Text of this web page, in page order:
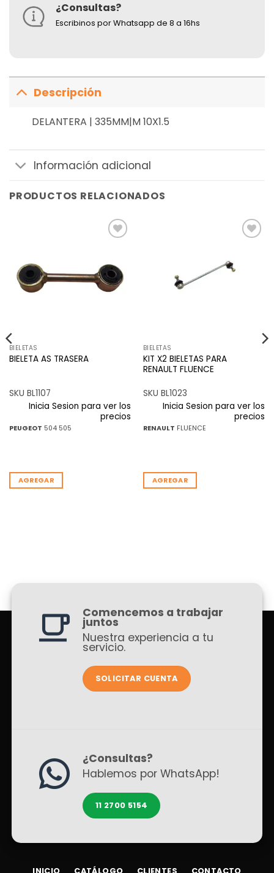
¿Consultas?
Escribinos por Whatsapp de 8 a 16hs
Descripción
DELANTERA | 335MM|M 10X1.5
Información adicional
PRODUCTOS RELACIONADOS
lista de
deseos
BIELETAS
BIELETA AS TRASERA
SKU BL1107
Inicia Sesion para ver los
precios
PEUGEOT 504 505
AGREGAR
lista de
deseos
BIELETAS
KIT X2 BIELETAS PARA
RENAULT FLUENCE
SKU BL1023
Inicia Sesion para ver los
precios
RENAULT FLUENCE
AGREGAR
Comencemos a trabajar
juntos
Nuestra experiencia a tu
servicio.
SOLICITAR CUENTA
¿Consultas?
Hablemos por WhatsApp!
11 2700 5154
INICIO CATÁLOGO CLIENTES CONTACTO